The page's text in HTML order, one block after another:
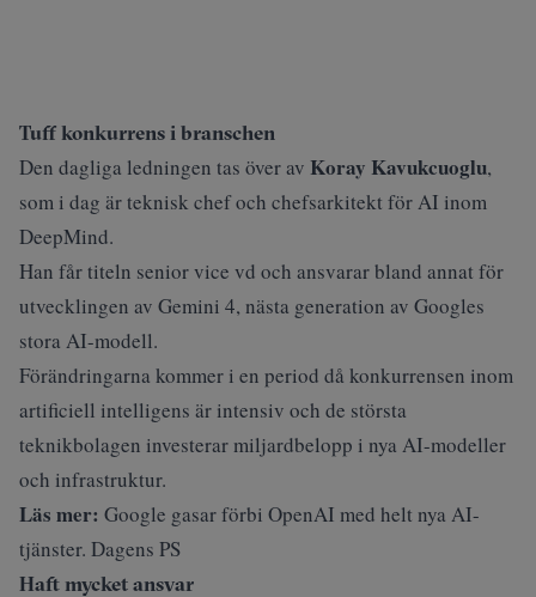
Tuff konkurrens i branschen
Den dagliga ledningen tas över av Koray Kavukcuoglu,
som i dag är teknisk chef och chefsarkitekt för AI inom
DeepMind.
Han får titeln senior vice vd och ansvarar bland annat för
utvecklingen av Gemini 4, nästa generation av Googles
stora AI-modell.
Förändringarna kommer i en period då konkurrensen inom
artificiell intelligens är intensiv och de största
teknikbolagen investerar miljardbelopp i nya AI-modeller
och infrastruktur.
Läs mer: Google gasar förbi OpenAI med helt nya AI-
tjänster. Dagens PS
Haft mycket ansvar